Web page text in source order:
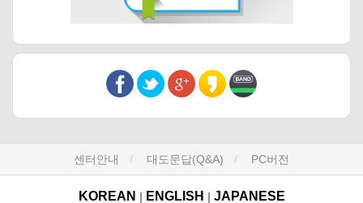
센터안내 대도문답(Q&A) PC버전
KOREAN | ENGLISH | JAPANESE